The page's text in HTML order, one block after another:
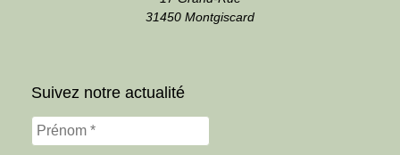
31450 Montgiscard
Suivez notre actualité